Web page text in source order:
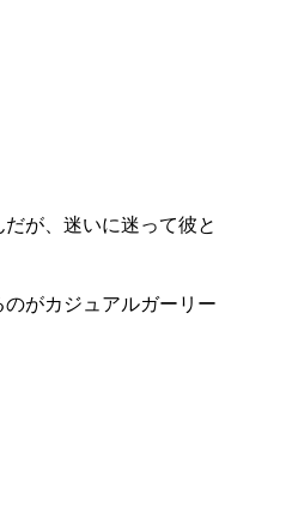
が、迷いに迷って彼と
がカジュアルガーリー